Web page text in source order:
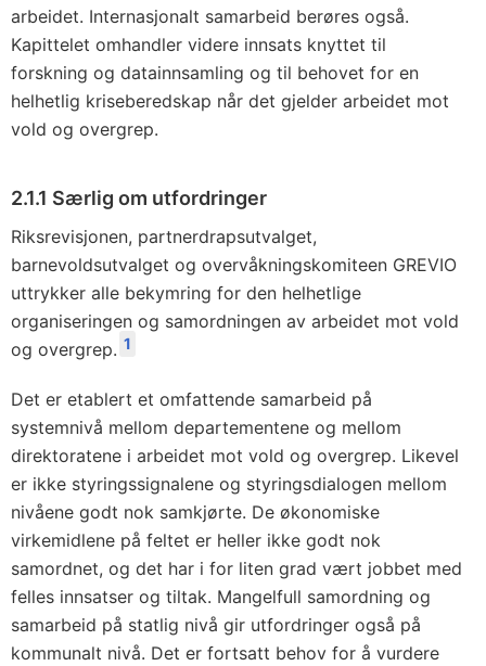
arbeidet. Internasjonalt samarbeid berøres også.
Kapittelet omhandler videre innsats knyttet til
forskning og datainnsamling og til behovet for en
helhetlig kriseberedskap når det gjelder arbeidet mot
vold og overgrep.
2.1.1 Særlig om utfordringer
Riksrevisjonen, partnerdrapsutvalget,
barnevoldsutvalget og overvåkningskomiteen GREVIO
uttrykker alle bekymring for den helhetlige
organiseringen og samordningen av arbeidet mot vold
og overgrep. 1
Det er etablert et omfattende samarbeid på
systemnivå mellom departementene og mellom
direktoratene i arbeidet mot vold og overgrep. Likevel
er ikke styringssignalene og styringsdialogen mellom
nivåene godt nok samkjørte. De økonomiske
virkemidlene på feltet er heller ikke godt nok
samordnet, og det har i for liten grad vært jobbet med
felles innsatser og tiltak. Mangelfull samordning og
samarbeid på statlig nivå gir utfordringer også på
kommunalt nivå. Det er fortsatt behov for å vurdere